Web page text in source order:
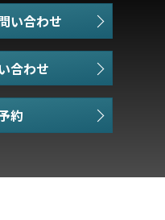
い合わせ
合わせ